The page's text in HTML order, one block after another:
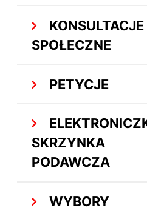
KONSULTACJE
SPOŁECZNE
PETYCJE
SKRZYNKA
PODAWCZA
WYBORY